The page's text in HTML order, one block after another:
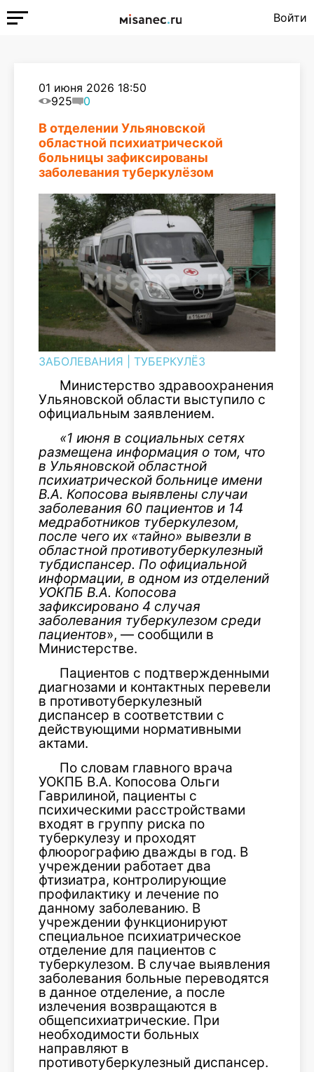
Войти
01 июня 2026 18:50
925
0
В отделении Ульяновской
областной психиатрической
больницы зафиксированы
заболевания туберкулёзом
ЗАБОЛЕВАНИЯ ТУБЕРКУЛЁЗ
Министерство здравоохранения
Ульяновской области выступило с
официальным заявлением.
«1 июня в социальных сетях
размещена информация о том, что
в Ульяновской областной
психиатрической больнице имени
В.А. Копосова выявлены случаи
заболевания 60 пациентов и 14
медработников туберкулезом,
после чего их «тайно» вывезли в
областной противотуберкулезный
тубдиспансер. По официальной
информации, в одном из отделений
УОКПБ В.А. Копосова
зафиксировано 4 случая
заболевания туберкулезом среди
пациентов», — сообщили в
Министерстве.
Пациентов с подтвержденными
диагнозами и контактных перевели
в противотуберкулезный
диспансер в соответствии с
действующими нормативными
актами.
По словам главного врача
УОКПБ В.А. Копосова Ольги
Гаврилиной, пациенты с
психическими расстройствами
входят в группу риска по
туберкулезу и проходят
флюорографию дважды в год. В
учреждении работает два
фтизиатра, контролирующие
профилактику и лечение по
данному заболеванию. В
учреждении функционируют
специальное психиатрическое
отделение для пациентов с
туберкулезом. В случае выявления
заболевания больные переводятся
в данное отделение, а после
излечения возвращаются в
общепсихиатрические. При
необходимости больных
направляют в
противотуберкулезный диспансер.